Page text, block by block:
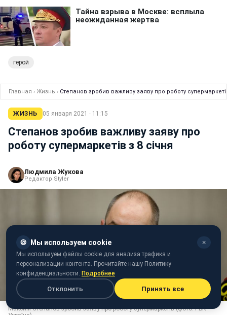
герой
Главная › Жизнь › Степанов зробив важливу заяву про роботу
ЖИЗНЬ 05 января 2021 · 11:15
Степанов зробив важливу заяву про
роботу супермаркетів з 8 січня
Людмила Жукова
Редактор Styler
Максим Степанов зробив заяву про роботу супермаркетів (фото: РБК-
🍪 Мы используем cookie ✕
Мы используем файлы cookie для анализа трафика и
персонализации контента. Прочитайте нашу Политику
конфиденциальности. Подробнее
Отклонить Принять все